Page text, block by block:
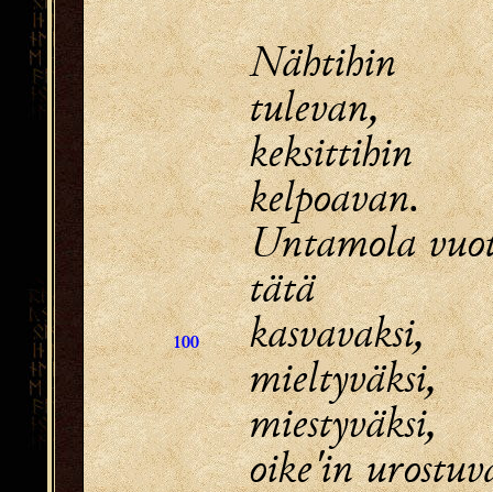
100
Nähtihin
tulevan,
keksittihin
kelpoavan.
Untamola
tätä
kasvavaksi,
mieltyväksi,
miestyväksi,
oike'in